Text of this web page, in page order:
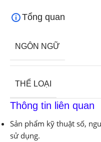
Tổng quan
NGÔN NGỮ
THỂ LOẠI
Thông tin liên quan
Sản phẩm kỹ thuật số,
sử dụng.